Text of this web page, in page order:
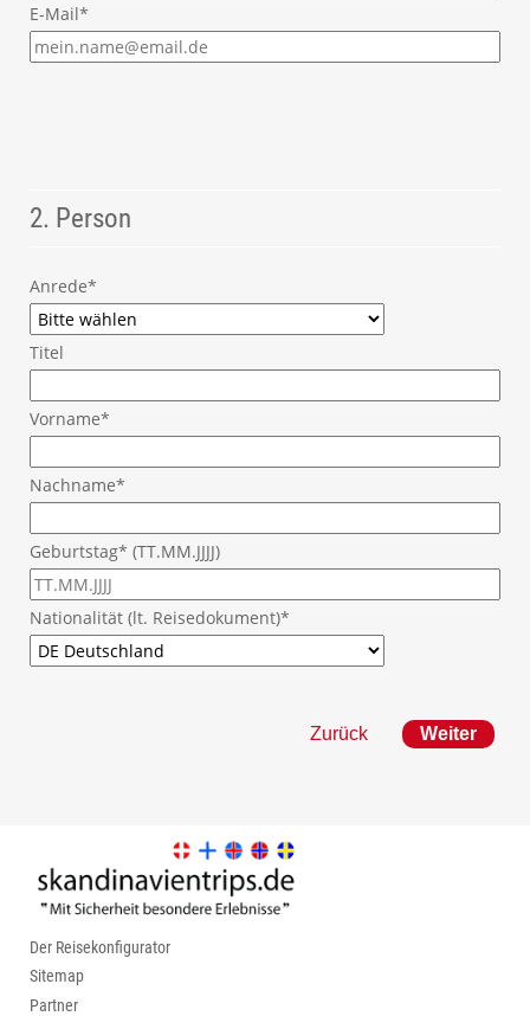
E-Mail*
2. Person
Anrede*
Titel
Vorname*
Nachname*
Geburtstag* (TT.MM.JJJJ)
Nationalität (lt. Reisedokument)*
Zurück
Der Reisekonfigurator
Sitemap
Partner